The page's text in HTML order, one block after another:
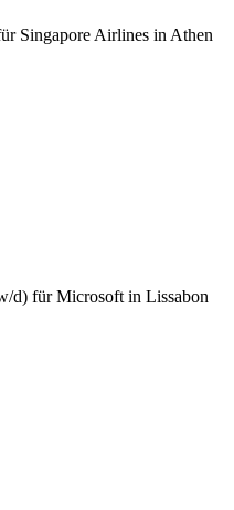
Singapore Airlines in Athen
d) für Microsoft in Lissabon